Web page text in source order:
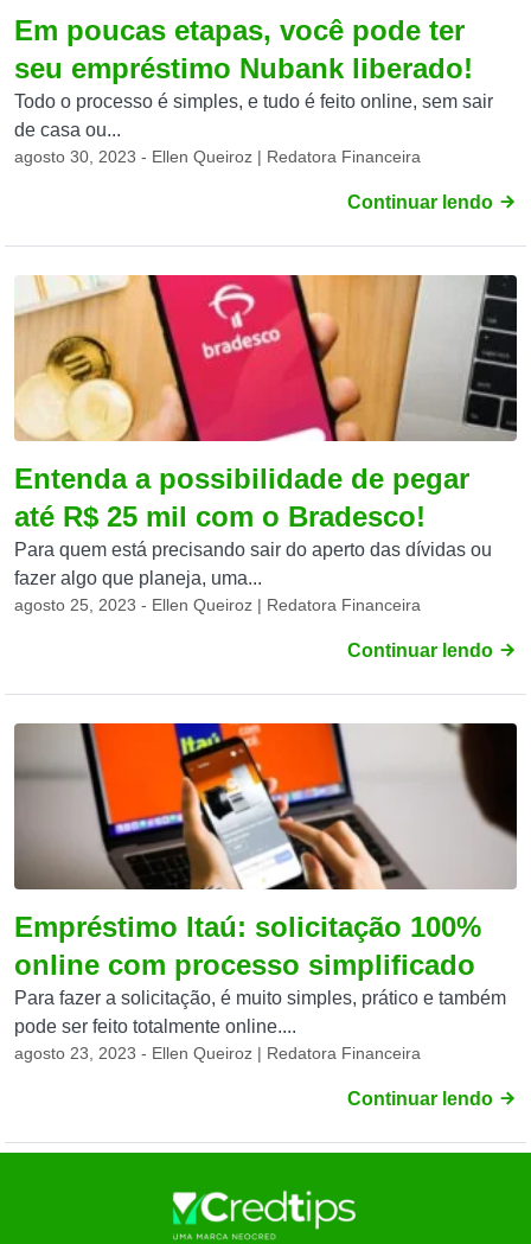
Em poucas etapas, você pode ter
seu empréstimo Nubank liberado!
Todo o processo é simples, e tudo é feito online, sem sair
de casa ou...
agosto 30, 2023 - Ellen Queiroz | Redatora Financeira
Continuar lendo
Entenda a possibilidade de pegar
até R$ 25 mil com o Bradesco!
Para quem está precisando sair do aperto das dívidas ou
fazer algo que planeja, uma...
agosto 25, 2023 - Ellen Queiroz | Redatora Financeira
Continuar lendo
Empréstimo Itaú: solicitação 100%
online com processo simplificado
Para fazer a solicitação, é muito simples, prático e também
pode ser feito totalmente online....
agosto 23, 2023 - Ellen Queiroz | Redatora Financeira
Continuar lendo